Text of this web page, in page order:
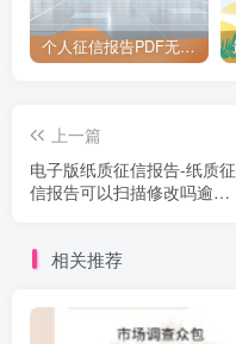
个人征信报告PDF无痕修改的准确性和合规性
上一篇
电子版纸质征信报告-纸质征
信报告可以扫描修改吗逾期
相关推荐